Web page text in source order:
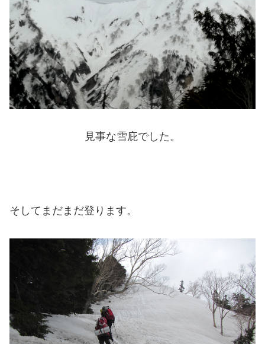
見事な雪庇でした。
そしてまだまだ登ります。